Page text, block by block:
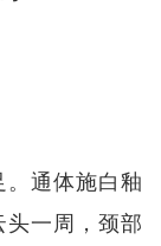
通体施白釉
一周，颈部